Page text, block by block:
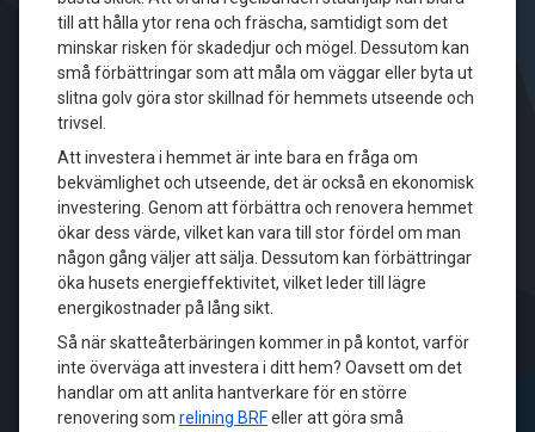
till att hålla ytor rena och fräscha, samtidigt som det
minskar risken för skadedjur och mögel. Dessutom kan
små förbättringar som att måla om väggar eller byta ut
slitna golv göra stor skillnad för hemmets utseende och
trivsel.
Att investera i hemmet är inte bara en fråga om
bekvämlighet och utseende, det är också en ekonomisk
investering. Genom att förbättra och renovera hemmet
ökar dess värde, vilket kan vara till stor fördel om man
någon gång väljer att sälja. Dessutom kan förbättringar
öka husets energieffektivitet, vilket leder till lägre
energikostnader på lång sikt.
Så när skatteåterbäringen kommer in på kontot, varför
inte överväga att investera i ditt hem? Oavsett om det
handlar om att anlita hantverkare för en större
renovering som relining BRFeller att göra små